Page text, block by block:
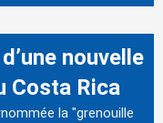
nouvelle
Costa Rica
la "grenouille